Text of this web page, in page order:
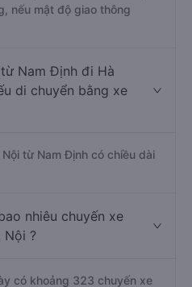
nếu mật độ giao thông
Nam Định đi Hà
di chuyển bằng xe
từ Nam Định có chiều dài
nhiêu chuyến xe
Nội ?
có khoảng 323 chuyến xe